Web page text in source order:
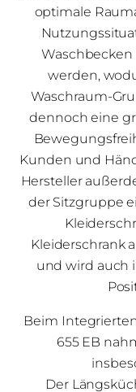
optimale
werden,
Waschraum-
dennoch eine
Kunden und
Hersteller
der Sitzgruppe
Kleiderschrank
und wird auch
Beim
655 EB
Der